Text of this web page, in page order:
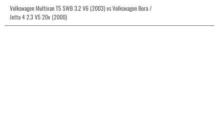
Volkswagen Multivan T5 SWB 3.2 V6 (2003) vs Volkswagen Bora /
Jetta 4 2.3 V5 20v (2000)